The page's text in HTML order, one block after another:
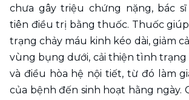
chưa gây triệu chứng nặng, bác
tiên điều trị bằng thuốc. Thuốc
trạng chảy máu kinh kéo dài, giảm
vùng bụng dưới, cải thiện tình
và điều hòa hệ nội tiết, từ đó làm
của bệnh đến sinh hoạt hằng ngày.